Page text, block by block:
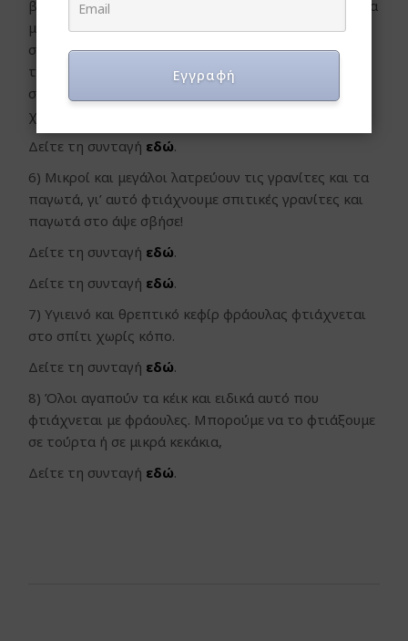
βάζουμε στα δημητριακά, στο γιαούρτι, στα κέικ, στα
μπισκότα, στις σαλάτες, στα smoothies, στο τσάι,
στα ποτά, στα αναψυκτικά κλπ. Επίσης, μπορούμε
τις αποξηραμένες φράουλες να τις κάνουμε τρίμμα
στο μούλτι και να έχουμε σκόνη φράουλες που τη
χρησιμοποιούμε στις παραπάνω συνταγές.
Δείτε τη συνταγή εδώ.
6) Μικροί και μεγάλοι λατρεύουν τις γρανίτες και τα
παγωτά, γι’ αυτό φτιάχνουμε σπιτικές γρανίτες και
παγωτά στο άψε σβήσε!
Δείτε τη συνταγή εδώ.
Δείτε τη συνταγή εδώ.
7) Υγιεινό και θρεπτικό κεφίρ φράουλας φτιάχνεται
στο σπίτι χωρίς κόπο.
Δείτε τη συνταγή εδώ.
8) Όλοι αγαπούν τα κέικ και ειδικά αυτό που
φτιάχνεται με φράουλες. Μπορούμε να το φτιάξουμε
σε τούρτα ή σε μικρά κεκάκια,
Δείτε τη συνταγή εδώ.
Εγγραφή